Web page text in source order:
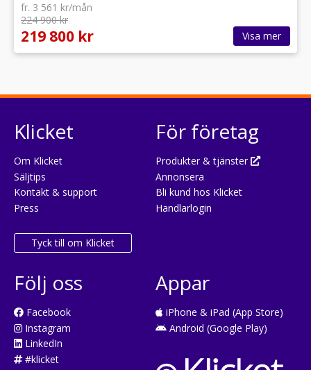
fr. 3 561 kr/mån
224 900 kr
219 800 kr Visa mer
Klicket
Om Klicket
Säljtips
Kontakt & support
Press
Tyck till om Klicket
För företag
Produkter & tjänster
Annonsera
Bli kund hos Klicket
Handlarlogin
Följ oss
Facebook
Instagram
LinkedIn
#klicket
Appar
iPhone & iPad (App Store)
Android (Google Play)